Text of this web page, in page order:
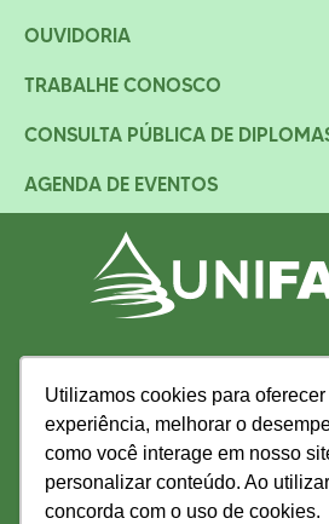
Utilizamos cookies para
experiência, melhorar o
como você interage em nosso
personalizar conteúdo. Ao
concorda com o uso de cookies.
Utilizamos cookies para
experiência, melhorar o
como você interage em nosso
personalizar conteúdo. Ao
concorda com o uso de cookies.
OUVIDORIA
TRABALHE CONOSCO
CONSULTA PÚBLICA DE
AGENDA DE EVENTOS